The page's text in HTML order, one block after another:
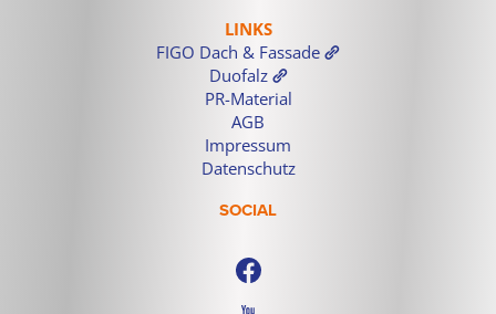
LINKS
FIGO Dach & Fassade
Duofalz
PR-Material
AGB
Impressum
Datenschutz
SOCIAL